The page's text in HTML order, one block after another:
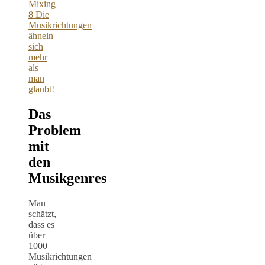
Mixing
8 Die
Musikrichtungen
ähneln
sich
mehr
als
man
glaubt!
Das
Problem
mit
den
Musikgenres
Man
schätzt,
dass es
über
1000
Musikrichtungen